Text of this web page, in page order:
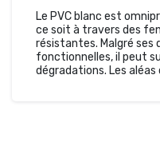
Le PVC blanc est
ce soit à travers des
résistantes. Malgré
fonctionnelles, il peut
dégradations. Les